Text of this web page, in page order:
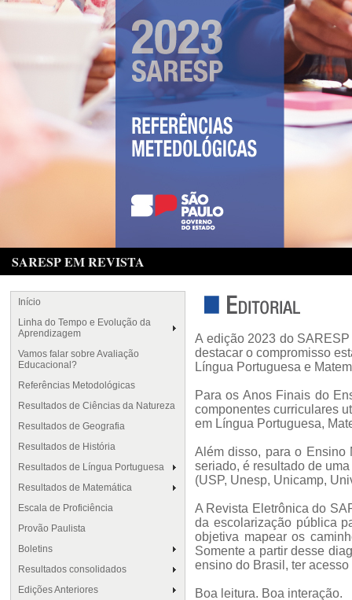
SARESP EM REVISTA
Início
Linha do Tempo e Evolução da
Aprendizagem
Vamos falar sobre Avaliação
Educacional?
Referências Metodológicas
Resultados de Ciências da Natureza
Resultados de Geografia
Resultados de História
Resultados de Língua Portuguesa
Resultados de Matemática
Escala de Proficiência
Provão Paulista
Boletins
Resultados consolidados
Edições Anteriores
A edição 2023 do
destacar o compromisso
Língua Portuguesa e
Para os Anos Finais do
componentes curriculares
em Língua Portuguesa,
Além disso, para o Ensino
seriado, é resultado de
(USP, Unesp, Unicamp,
A Revista Eletrônica do
da escolarização pública
objetiva mapear os
Somente a partir desse
ensino do Brasil, ter
Boa leitura. Boa interação.